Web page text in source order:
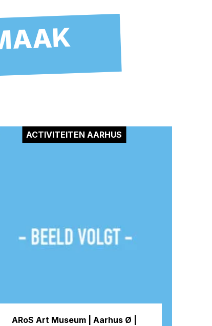
ACTIVITEITEN AARHUS
ARoS Art Museum | Aarhus Ø |